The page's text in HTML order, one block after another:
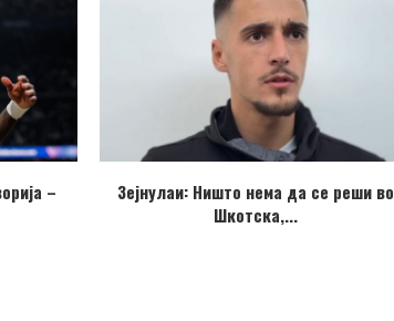
–
Зејнулаи: Ништо нема да се реши во
Шкотска,...